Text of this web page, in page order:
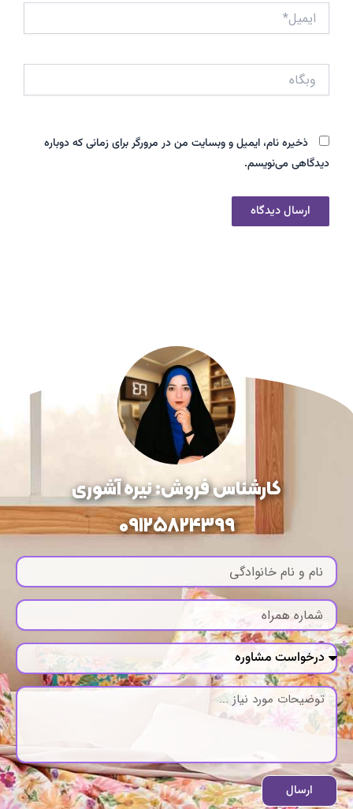
ایمیل*
ذخیره نام، ایمیل و وبسایت من در مرورگر برای زمانی که دوباره
دیدگاهی می‌نویسم.
کارشناس فروش: نیره آشوری
09125824399
ارسال